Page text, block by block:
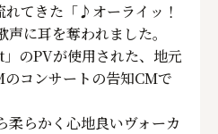
てきた「♪オーライッ！
に耳を奪われました。
のPVが使用された、地元
コンサートの告知CMで
柔らかく心地良いヴォーカ